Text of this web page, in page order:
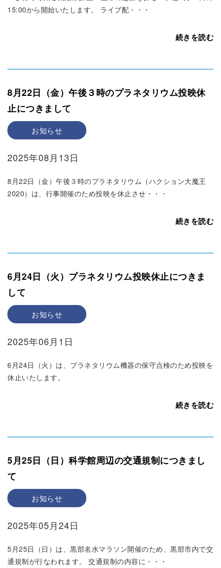
15:00から開始いたします。 ライブ配・・・
続きを読む
8月22日（金）午後３時のプラネタリウム投映休
止につきまして
お知らせ
2025年08月13日
8月22日（金）午後３時のプラネタリウム（ハクション大魔王
2020）は、行事開催のため投映を休止させ・・・
続きを読む
6月24日（火）プラネタリウム投映休止につきま
して
お知らせ
2025年06月1日
6月24日（火）は、プラネタリウム機器の保守点検のため投映を
休止いたします。
続きを読む
5月25日（日）科学館周辺の交通規制につきまし
て
お知らせ
2025年05月24日
5月25日（日）は、黒部名水マラソン開催のため、黒部市内で交
通規制が行なわれます。 交通規制の内容に・・・